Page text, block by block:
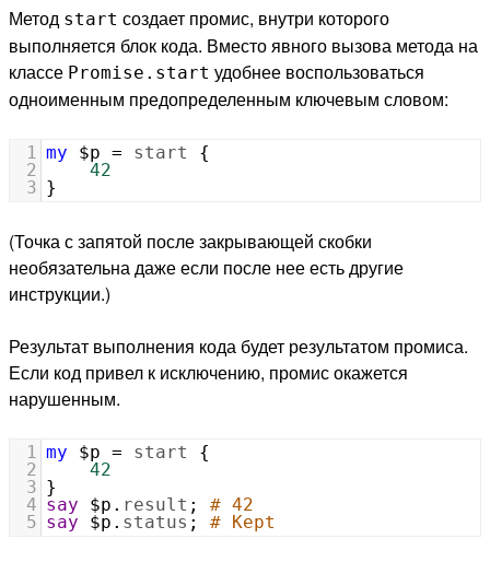
Метод start создает промис, внутри которого
выполняется блок кода. Вместо явного вызова метода на
классе Promise.start удобнее воспользоваться
одноименным предопределенным ключевым словом:
1 my $p = start
{
2
42
3 }
(Точка с запятой после закрывающей скобки
необязательна даже если после нее есть другие
инструкции.)
Результат выполнения кода будет результатом промиса.
Если код привел к исключению, промис окажется
нарушенным.
1 my $p = start
{
2
42
3 }
4 say $p . result ; # 42
5 say $p . status ; # Kept